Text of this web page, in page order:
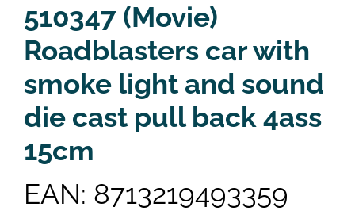
510347 (Movie)
Roadblasters car with
smoke light and sound
die cast pull back 4ass
15cm
EAN: 8713219493359